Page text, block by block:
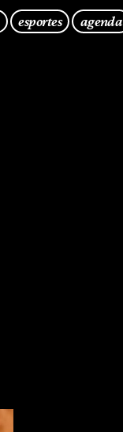
esportes agenda